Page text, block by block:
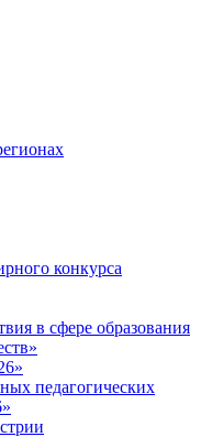
конкурса
в сфере образования
педагогических